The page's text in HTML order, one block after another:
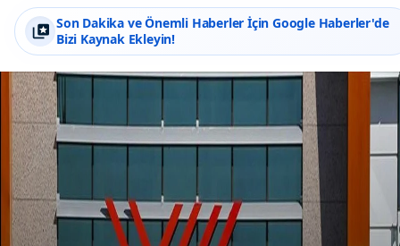
Son Dakika ve Önemli Haberler İçin Google Haberler'de
Bizi Kaynak Ekleyin!